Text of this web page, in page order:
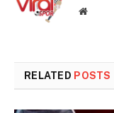
Website
RELATED POSTS